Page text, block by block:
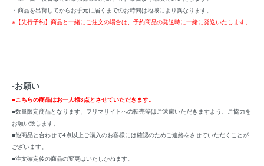
・商品を出荷してからお手元に届くまでのお時間は地域により異なります。
※【先行予約】商品と一緒にご注文の場合は、予約商品の発送時に一緒に発送いたします。
-お願い
■こちらの商品はお一人様3点とさせていただきます。
■数量限定商品となります、フリマサイトへの転売等はご遠慮いただきますよう、ご協力を
お願い致します。
■他商品と合わせて4点以上ご購入のお客様には確認のためご連絡をさせていただくことが
ございます。
■注文確定後の商品の変更はいたしかねます。